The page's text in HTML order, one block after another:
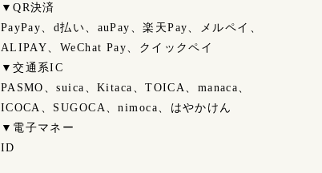
▼QR決済
PayPay、d払い、auPay、楽天Pay、メルペイ、
ALIPAY、WeChat Pay、クイックペイ
▼交通系IC
PASMO、suica、Kitaca、TOICA、manaca、
ICOCA、SUGOCA、nimoca、はやかけん
▼電子マネー
ID